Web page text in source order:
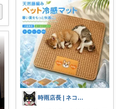
時雨店長 | ネコのいる暮らし